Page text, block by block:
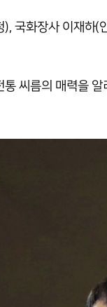
국화장사 이재하
씨름의 매력을